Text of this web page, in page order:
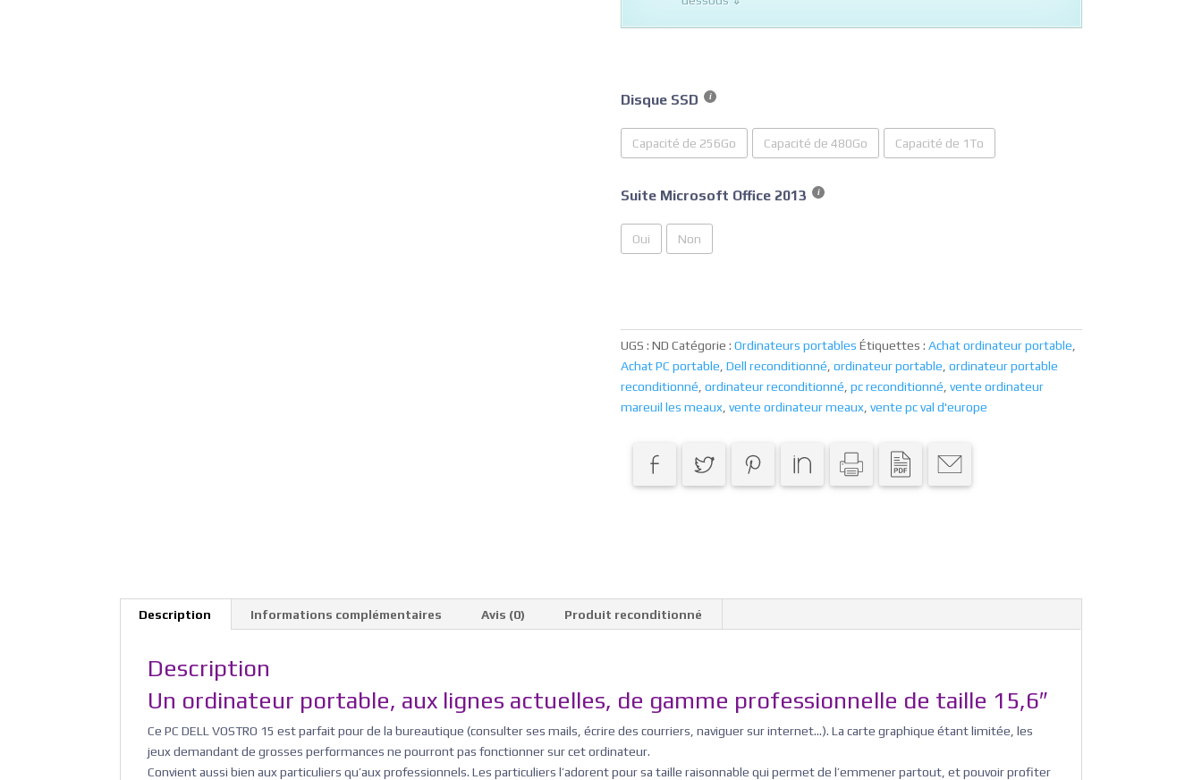
Disque SSD
Capacité de 256Go Capacité de 480Go Capacité de 1To
Suite Microsoft Office 2013
Oui Non
UGS : ND Catégorie : Ordinateurs portables Étiquettes : Achat ordinateur portable
Achat PC portable Dell reconditionné ordinateur portable ordinateur portable
reconditionné ordinateur reconditionné pc reconditionné vente ordinateur
mareuil les meaux, vente ordinateur meaux, vente pc val d'europe
Description Informations complémentaires Avis (0) Produit reconditionné
Description
Un ordinateur portable, aux lignes actuelles, de gamme professionnelle de taille 15,6″
Ce PC DELL VOSTRO 15 est parfait pour de la bureautique (consulter ses mails, écrire des courriers, naviguer sur internet…). La carte graphique étant limitée, les
jeux demandant de grosses performances ne pourront pas fonctionner sur cet ordinateur.
Convient aussi bien aux particuliers qu’aux professionnels. Les particuliers l’adorent pour sa taille raisonnable qui permet de l’emmener partout, et pouvoir profiter